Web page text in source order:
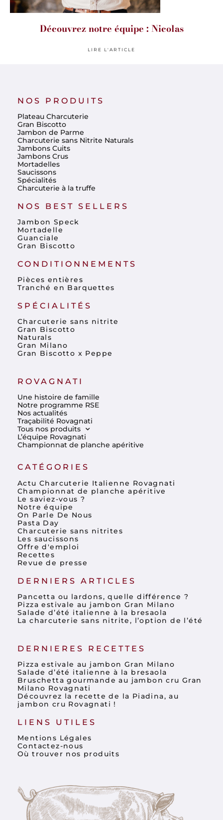
Découvrez notre équipe : Nicolas
LIRE L'ARTICLE
NOS PRODUITS
Plateau Charcuterie
Gran Biscotto
Jambon de Parme
Charcuterie sans Nitrite Naturals
Jambons Cuits
Jambons Crus
Mortadelles
Saucissons
Spécialités
Charcuterie à la truffe
NOS BEST SELLERS
Jambon Speck
Mortadelle
Guanciale
Gran Biscotto
CONDITIONNEMENTS
Pièces entières
Tranché en Barquettes
SPÉCIALITÉS
Charcuterie sans nitrite
Gran Biscotto
Naturals
Gran Milano
Gran Biscotto x Peppe
ROVAGNATI
Une histoire de famille
Notre programme RSE
Nos actualités
Traçabilité Rovagnati
Tous nos produits
L’équipe Rovagnati
Championnat de planche apéritive
CATÉGORIES
Actu Charcuterie Italienne Rovagnati
Championnat de planche apéritive
Le saviez-vous ?
Notre équipe
On Parle De Nous
Pasta Day
Charcuterie sans nitrites
Les saucissons
Offre d'emploi
Recettes
Revue de presse
DERNIERS ARTICLES
Pancetta ou lardons, quelle différence ?
Pizza estivale au jambon Gran Milano
Salade d’été italienne à la bresaola
La charcuterie sans nitrite, l’option de l’été
DERNIERES RECETTES
Pizza estivale au jambon Gran Milano
Salade d’été italienne à la bresaola
Bruschetta gourmande au jambon cru Gran
Milano Rovagnati
Découvrez la recette de la Piadina, au
jambon cru Rovagnati !
LIENS UTILES
Mentions Légales
Contactez-nous
Où trouver nos produits